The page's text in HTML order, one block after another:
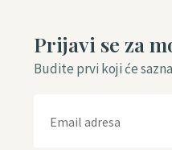
Prijavi se za
Budite prvi koji će